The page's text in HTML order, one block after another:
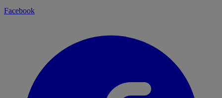
Facebook